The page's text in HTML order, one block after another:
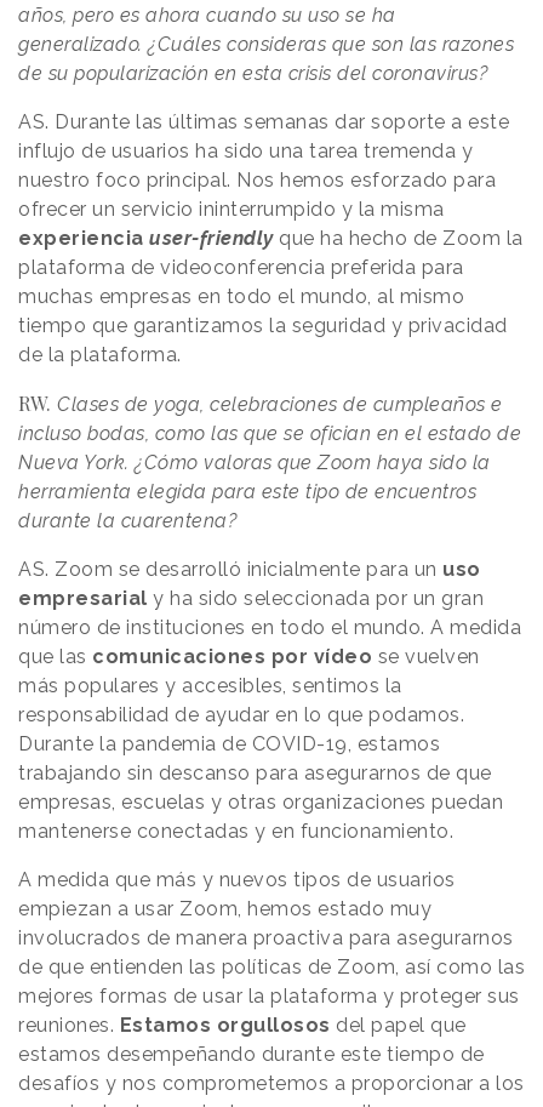
años, pero es ahora cuando su uso se ha
generalizado. ¿Cuáles consideras que son las razones
de su popularización en esta crisis del coronavirus?
AS. Durante las últimas semanas dar soporte a este
influjo de usuarios ha sido una tarea tremenda y
nuestro foco principal. Nos hemos esforzado para
ofrecer un servicio ininterrumpido y la misma
experiencia user-friendly que ha hecho de Zoom la
plataforma de videoconferencia preferida para
muchas empresas en todo el mundo, al mismo
tiempo que garantizamos la seguridad y privacidad
de la plataforma.
RW. Clases de yoga, celebraciones de cumpleaños e
incluso bodas, como las que se ofician en el estado de
Nueva York. ¿Cómo valoras que Zoom haya sido la
herramienta elegida para este tipo de encuentros
durante la cuarentena?
AS. Zoom se desarrolló inicialmente para un uso
empresarial y ha sido seleccionada por un gran
número de instituciones en todo el mundo. A medida
que las comunicaciones por vídeo se vuelven
más populares y accesibles, sentimos la
responsabilidad de ayudar en lo que podamos.
Durante la pandemia de COVID-19, estamos
trabajando sin descanso para asegurarnos de que
empresas, escuelas y otras organizaciones puedan
mantenerse conectadas y en funcionamiento.
A medida que más y nuevos tipos de usuarios
empiezan a usar Zoom, hemos estado muy
involucrados de manera proactiva para asegurarnos
de que entienden las políticas de Zoom, así como las
mejores formas de usar la plataforma y proteger sus
reuniones. Estamos orgullosos del papel que
estamos desempeñando durante este tiempo de
desafíos y nos comprometemos a proporcionar a los